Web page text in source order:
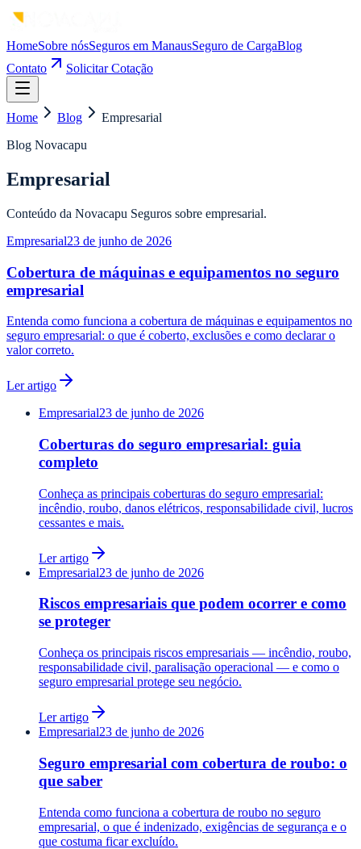
HomeSobre nósSeguros em ManausSeguro de CargaBlog
Contato
Solicitar Cotação
Home Blog
Empresarial
Blog Novacapu
Empresarial
Conteúdo da Novacapu Seguros sobre empresarial.
Empresarial23 de junho de 2026
Cobertura de máquinas e equipamentos no seguro
empresarial
Entenda como funciona a cobertura de máquinas e equipamentos no
seguro empresarial: o que é coberto, exclusões e como declarar o
valor correto.
Ler artigo
Empresarial23 de junho de 2026
Coberturas do seguro empresarial: guia
completo
Conheça as principais coberturas do seguro empresarial:
incêndio, roubo, danos elétricos, responsabilidade civil, lucros
cessantes e mais.
Ler artigo
Empresarial23 de junho de 2026
Riscos empresariais que podem ocorrer e como
se proteger
Conheça os principais riscos empresariais — incêndio, roubo,
responsabilidade civil, paralisação operacional — e como o
seguro empresarial protege seu negócio.
Ler artigo
Empresarial23 de junho de 2026
Seguro empresarial com cobertura de roubo: o
que saber
Entenda como funciona a cobertura de roubo no seguro
empresarial, o que é indenizado, exigências de segurança e o
que costuma ficar excluído.